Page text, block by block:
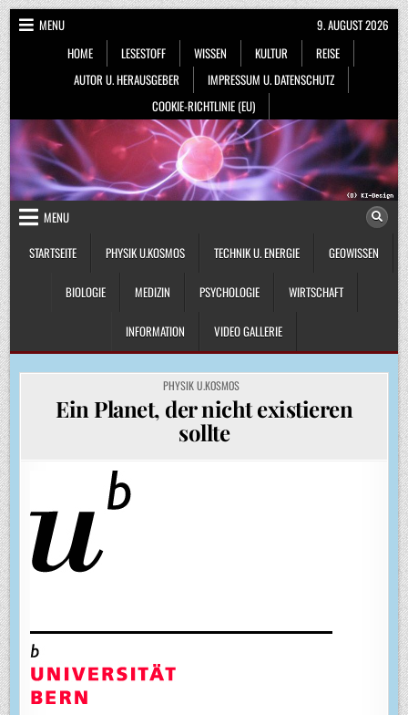
Skip
to
content
MENU
HOME
LESESTOFF WISSEN KULTUR
REISE
AUTOR U. HERAUSGEBER
IMPRESSUM U. DATENSCHUTZ
COOKIE-RICHTLINIE (EU)
9. AUGUST 2026
MENU
STARTSEITE
PHYSIK U.KOSMOS TECHNIK U. ENERGIE GEOWISSEN
BIOLOGIE MEDIZIN PSYCHOLOGIE WIRTSCHAFT
INFORMATION VIDEO GALLERIE
POSTED
IN
PHYSIK U.KOSMOS
Ein Planet, der nicht existieren
sollte